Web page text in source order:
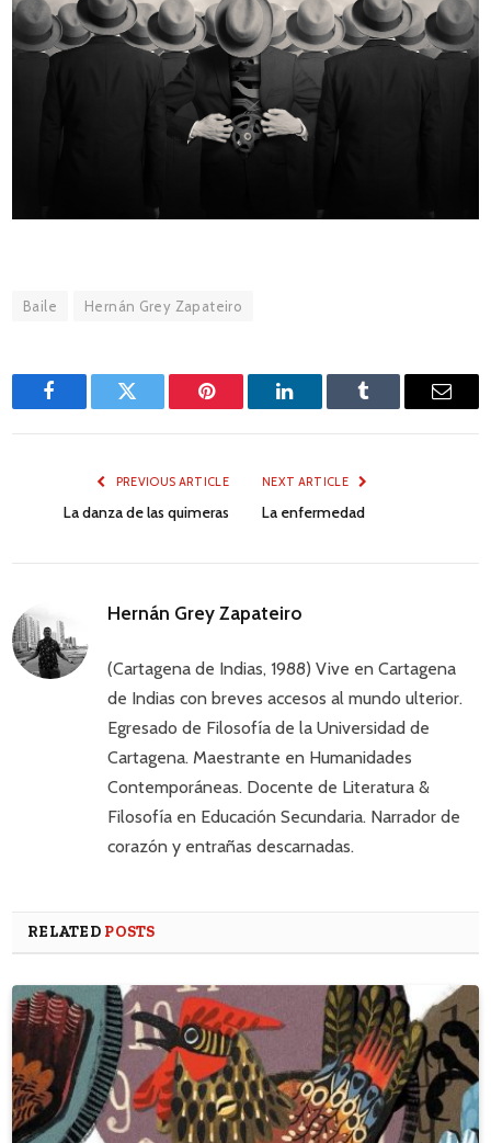
Baile Hernán Grey Zapateiro
FacebookTwitter Pinterest LinkedIn Tumblr Email
PREVIOUS ARTICLE
La danza de las quimeras
NEXT ARTICLE
La enfermedad
Hernán Grey Zapateiro
(Cartagena de Indias, 1988) Vive en Cartagena
de Indias con breves accesos al mundo ulterior.
Egresado de Filosofía de la Universidad de
Cartagena. Maestrante en Humanidades
Contemporáneas. Docente de Literatura &
Filosofía en Educación Secundaria. Narrador de
corazón y entrañas descarnadas.
RELATED POSTS